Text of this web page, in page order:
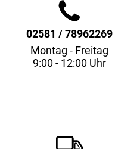
02581 / 78962269
Montag - Freitag
9:00 - 12:00 Uhr